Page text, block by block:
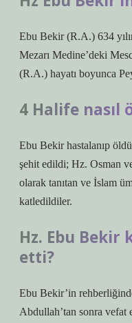
Ebu Bekir (R.A.) 634
Mezarı Medine’deki
(R.A.) hayatı boyunca
4 Halife nasıl
Ebu Bekir hastalanıp
şehit edildi; Hz. Osman
olarak tanıtan ve İslam
katledildiler.
Hz. Ebu Bekir
etti?
Ebu Bekir’in
Abdullah’tan sonra